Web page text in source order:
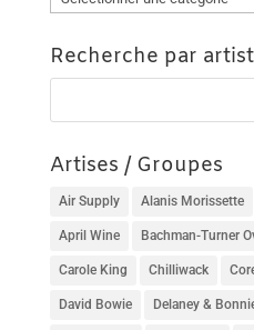
Recherche par
Artises / Groupes
Air Supply Alanis Morissette
April Wine Bachman-Turner
Carole King Chilliwack
David Bowie Delaney &